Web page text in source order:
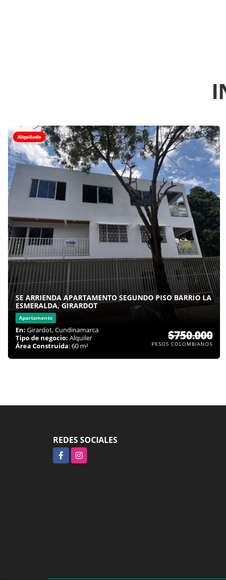
Alquilado
SE ARRIENDA APARTAMENTO SEGUNDO PISO BARRIO LA
ESMERALDA, GIRARDOT
Apartamento
En: Girardot, Cundinamarca
Tipo de negocio: Alquiler
Área Construida: 60 m²
$750.000
PESOS COLOMBIANOS
REDES SOCIALES
FacebookInstagram